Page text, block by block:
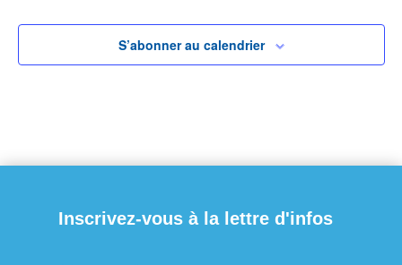
S’abonner au calendrier
Inscrivez-vous à la lettre d'infos